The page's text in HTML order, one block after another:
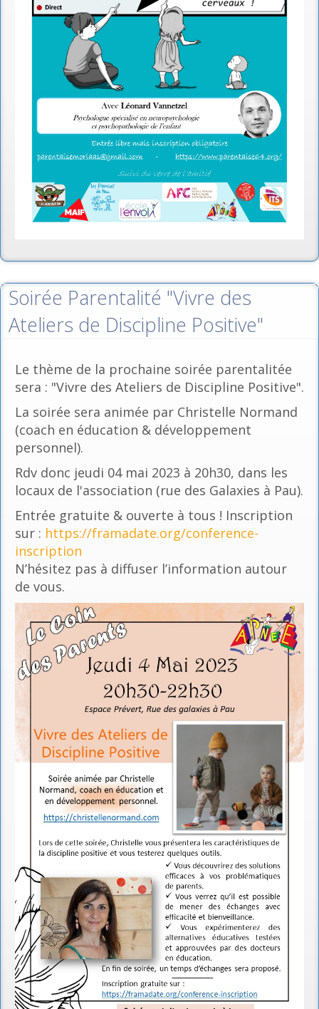
Soirée Parentalité "Vivre des
Ateliers de Discipline Positive"
Le thème de la prochaine soirée parentalitée
sera : "Vivre des Ateliers de Discipline Positive".
La soirée sera animée par Christelle Normand
(coach en éducation & développement
personnel).
Rdv donc jeudi 04 mai 2023 à 20h30, dans les
locaux de l'association (rue des Galaxies à Pau).
Entrée gratuite & ouverte à tous ! Inscription
sur : https://framadate.org/conference-
inscription
N’hésitez pas à diffuser l’information autour
de vous.